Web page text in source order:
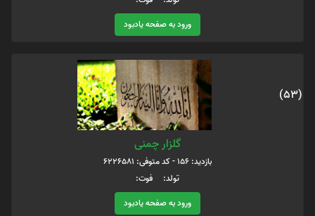
ورود به صفحه یادبود
(53)
گلزار چمنی
بازدید: 156 - کد متوفی: 6226581
تولد: فوت:
ورود به صفحه یادبود